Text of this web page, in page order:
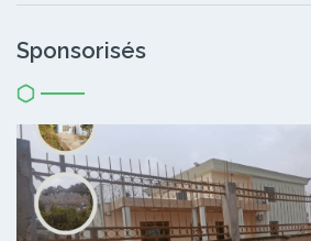
Sponsorisés